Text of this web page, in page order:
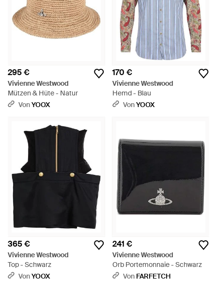
295 €
Vivienne Westwood
Mützen & Hüte - Natur
VonYOOX
170 €
Vivienne Westwood
Hemd - Blau
VonYOOX
365 €
Vivienne Westwood
Top - Schwarz
VonYOOX
241 €
Vivienne Westwood
Orb Portemonnaie - Schwarz
Von FARFETCH